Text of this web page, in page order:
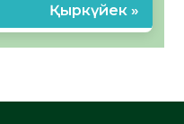
Қыркүйек »